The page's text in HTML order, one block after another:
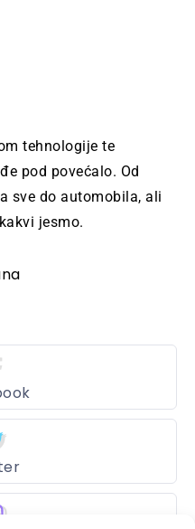
tehnologije te
pod povećalo. Od
sve do automobila, ali
jesmo.